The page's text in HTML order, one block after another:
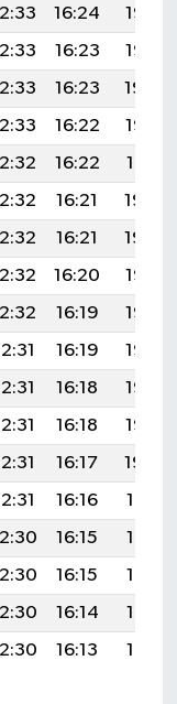
16:24
19:36
16:23
19:35
16:23
19:34
16:22
19:33
16:22
19:31
16:21
19:30
16:21
19:29
16:20
19:27
16:19
19:26
16:19
19:25
16:18
19:23
16:18
19:22
16:17
19:20
16:16
19:19
16:15
19:18
16:15
19:16
16:14
19:15
16:13 19:13